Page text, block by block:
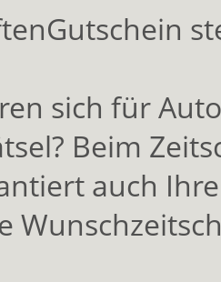
sich für
Beim
auch